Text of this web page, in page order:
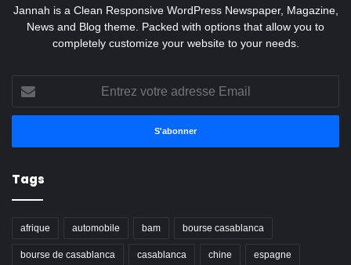
Jannah is a Clean Responsive WordPress Newspaper, Magazine,
News and Blog theme. Packed with options that allow you to
completely customize your website to your needs.
votre
adresse
Tags
afrique automobile bam bourse casablanca
bourse de casablanca casablanca chine espagne